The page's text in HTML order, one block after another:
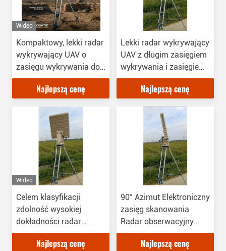
Wideo
Kompaktowy, lekki radar
wykrywający UAV o
zasięgu wykrywania do
15 km
Najlepszą cenę
Lekki radar wykrywający
UAV z długim zasięgiem
wykrywania i zasięgiem
zakłócania
Najlepszą cenę
Wideo
Celem klasyfikacji
zdolność wysokiej
dokładności radar
niskiej wysokości z wielu
celów śledzenia
Najlepszą cenę
90° Azimut Elektroniczny
zasięg skanowania
Radar obserwacyjny
Wysoka dokładność
Klasyfikacja celu
Najlepszą cenę